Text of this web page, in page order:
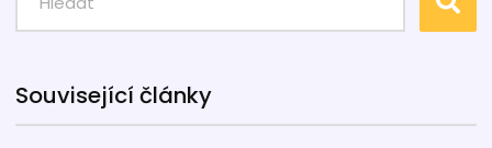
Související články